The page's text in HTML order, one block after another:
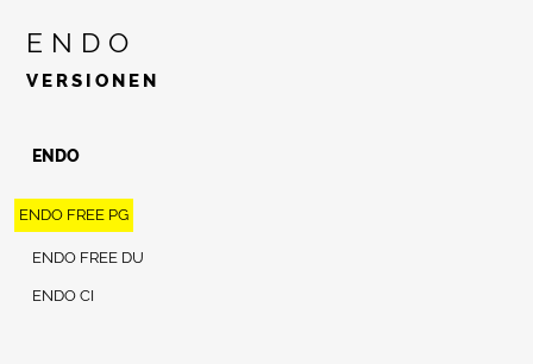
ENDO
VERSIONEN
ENDO
ENDO FREE PG
ENDO FREE DU
ENDO CI